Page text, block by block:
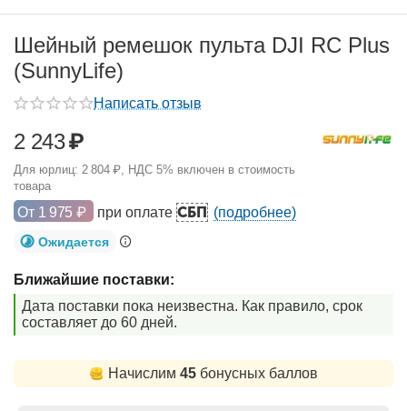
Шейный ремешок пульта DJI RC Plus
(SunnyLife)
Написать отзыв
2 243₽
Для юрлиц: 2 804 ₽, НДС 5% включен в стоимость
товара
От 1 975 ₽ при оплате СБП (подробнее)
Ожидается
Ближайшие поставки:
Дата поставки пока неизвестна. Как правило, срок
составляет до 60 дней.
Начислим 45бонусных баллов